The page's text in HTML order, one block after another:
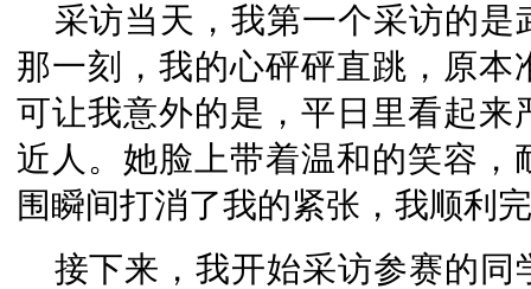
采访当天，我第一个采访的
那一刻，我的心砰砰直跳，原
可让我意外的是，平日里看起
近人。她脸上带着温和的笑容
围瞬间打消了我的紧张，我顺利
接下来，我开始采访参赛的